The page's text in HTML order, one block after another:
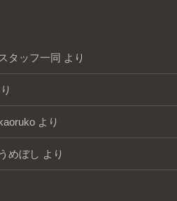
タッフ一同 より
より
めぼし より